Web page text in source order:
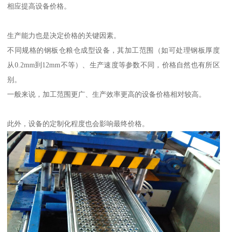
相应提高设备价格。
生产能力也是决定价格的关键因素。
不同规格的钢板仓粮仓成型设备，其加工范围（如可处理钢板厚度
从0.2mm到12mm不等）、生产速度等参数不同，价格自然也有所区
别。
一般来说，加工范围更广、生产效率更高的设备价格相对较高。
此外，设备的定制化程度也会影响最终价格。